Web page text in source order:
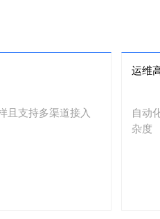
且支持多渠道接入
运维
自动
杂度